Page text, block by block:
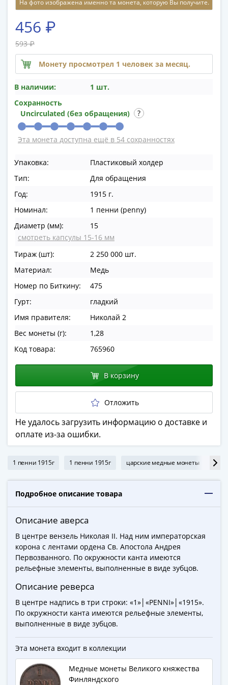
памятные
(10р)
аналогичные
(10р)
Победы
Победы
Победы
Победы
Человек
труда
Города-
Великой
Победы
Сочи
2014
футболу
2018
Крымские
события
Красная
книга
Личности
События
Серебряные
золотые
Города
трудовой
доблести
Освобожденные
На фото изображена именно та монета, которую Вы получите.
456 ₽
593 ₽
Монету просмотрел 1 человек за месяц.
В наличии:
1 шт.
Сохранность
Uncirculated (без обращения)
Эта монета доступна ещё в 54 сохранностях
Упаковка:
Пластиковый холдер
Тип:
Для обращения
Год:
1915 г.
Номинал:
1 пенни (penny)
Диаметр (мм):
15
смотреть капсулы 15-16 мм
Тираж (шт):
2 250 000 шт.
Материал:
Медь
Номер по Биткину:
475
Гурт:
гладкий
Имя правителя:
Николай 2
Вес монеты (г):
1,28
Код товара:
765960
В корзину
Отложить
Не удалось загрузить информацию о доставке и
оплате из-за ошибки.
1 пенни 1915г 1 пенни 1915г царские медные монеты
Подробное описание товара
Описание аверса
В центре вензель Николая II. Над ним императорская
корона с лентами ордена Св. Апостола Андрея
Первозванного. По окружности канта имеются
рельефные элементы, выполненные в виде зубцов.
Описание реверса
В центре надпись в три строки: «1»│«PENNI»│«1915».
По окружности канта имеются рельефные элементы,
выполненные в виде зубцов.
Эта монета входит в коллекции
Медные монеты Великого княжества
Финляндского